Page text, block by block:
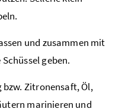
und zusammen mit
geben.
bzw. Zitronensaft, Öl,
marinieren und